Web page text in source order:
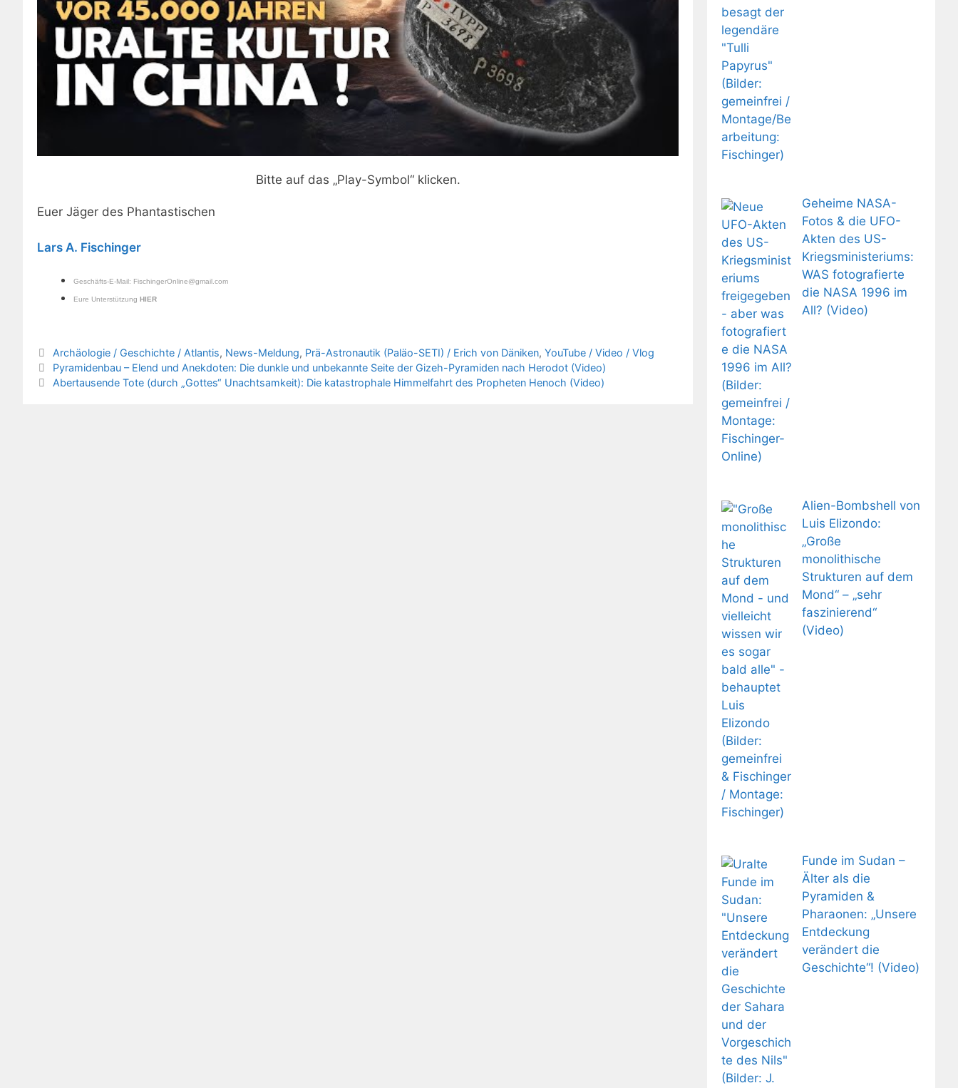
Bitte auf das „Play-Symbol“ klicken.
Euer Jäger des Phantastischen
Lars A. Fischinger
Geschäfts-E-Mail: FischingerOnline@gmail.com
Eure Unterstützung HIER
Kategorien
Archäologie / Geschichte / Atlantis, News-Meldung, Prä-Astronautik (Paläo-SETI) / Erich von Däniken, YouTube / Video / Vlog
Pyramidenbau – Elend und Anekdoten: Die dunkle und unbekannte Seite der Gizeh-Pyramiden nach Herodot (Video)
Abertausende Tote (durch „Gottes“ Unachtsamkeit): Die katastrophale Himmelfahrt des Propheten Henoch (Video)
Geheime NASA-
Fotos & die UFO-
Akten des US-
Kriegsministeriums:
WAS fotografierte
die NASA 1996 im
All? (Video)
Alien-Bombshell von
Luis Elizondo:
„Große
monolithische
Strukturen auf dem
Mond“ – „sehr
faszinierend“
(Video)
Funde im Sudan –
Älter als die
Pyramiden &
Pharaonen: „Unsere
Entdeckung
verändert die
Geschichte“! (Video)